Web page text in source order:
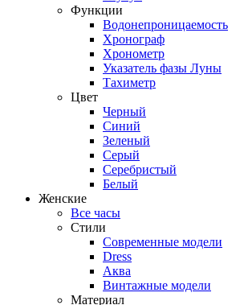
Функции
Водонепроницаемость
Хронограф
Хронометр
Указатель фазы Луны
Тахиметр
Цвет
Черный
Синий
Зеленый
Серый
Серебристый
Белый
Женские
Все часы
Стили
Современные модели
Dress
Аква
Винтажные модели
Материал